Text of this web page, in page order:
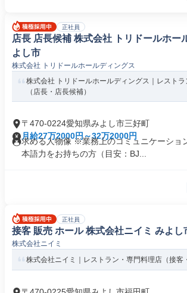
正社員
店長 店長候補 株式会社 トリドールホー
よし市
株式会社 トリドールホールディングス
株式会社 トリドールホールディングス｜レスト
（店長・店長候補）
〒470-0224愛知県みよし市三好町
月給27万2000円～32万2000円
求める人物像 ※業務上のコミュニケーショ
本語力をお持ちの方（目安：BJ...
正社員
接客 販売 ホール 株式会社ニイミ みよし
株式会社ニイミ
株式会社ニイミ｜レストラン・専門料理店（接客